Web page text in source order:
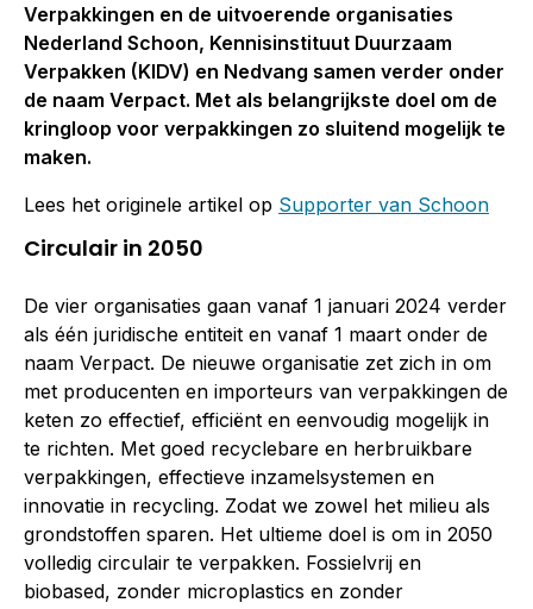
Verpakkingen en de uitvoerende organisaties
Nederland Schoon, Kennisinstituut Duurzaam
Verpakken (KIDV) en Nedvang samen verder onder
de naam Verpact. Met als belangrijkste doel om de
kringloop voor verpakkingen zo sluitend mogelijk te
maken.
Lees het originele artikel op Supporter van Schoon
Circulair in 2050
De vier organisaties gaan vanaf 1 januari 2024 verder
als één juridische entiteit en vanaf 1 maart onder de
naam Verpact. De nieuwe organisatie zet zich in om
met producenten en importeurs van verpakkingen de
keten zo effectief, efficiënt en eenvoudig mogelijk in
te richten. Met goed recyclebare en herbruikbare
verpakkingen, effectieve inzamelsystemen en
innovatie in recycling. Zodat we zowel het milieu als
grondstoffen sparen. Het ultieme doel is om in 2050
volledig circulair te verpakken. Fossielvrij en
biobased, zonder microplastics en zonder